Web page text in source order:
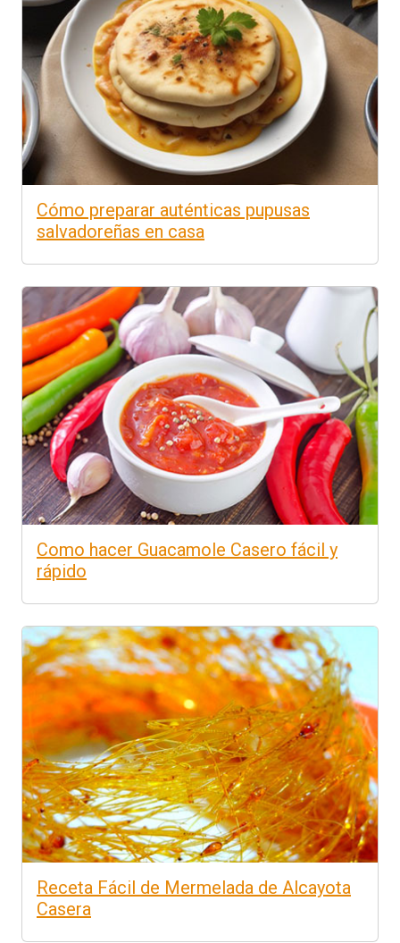
Cómo preparar auténticas pupusas
salvadoreñas en casa
Como hacer Guacamole Casero fácil y
rápido
Receta Fácil de Mermelada de Alcayota
Casera